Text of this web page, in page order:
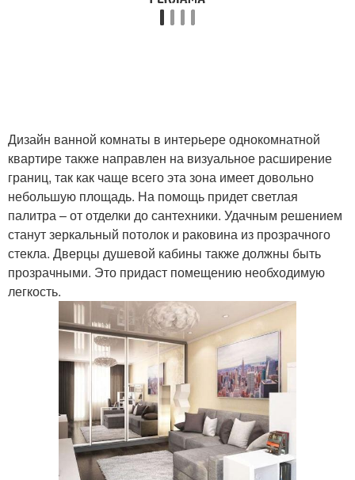
Дизайн ванной комнаты в интерьере однокомнатной
квартире также направлен на визуальное расширение
границ, так как чаще всего эта зона имеет довольно
небольшую площадь. На помощь придет светлая
палитра – от отделки до сантехники. Удачным решением
станут зеркальный потолок и раковина из прозрачного
стекла. Дверцы душевой кабины также должны быть
прозрачными. Это придаст помещению необходимую
легкость.